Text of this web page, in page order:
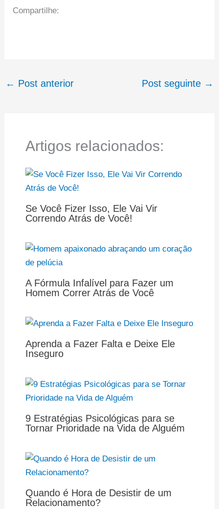
Compartilhe:
← Post anterior Post seguinte →
Artigos relacionados:
Se Você Fizer Isso, Ele Vai Vir
Correndo Atrás de Você!
A Fórmula Infalível para Fazer um
Homem Correr Atrás de Você
Aprenda a Fazer Falta e Deixe Ele
Inseguro
9 Estratégias Psicológicas para se
Tornar Prioridade na Vida de Alguém
Quando é Hora de Desistir de um
Relacionamento?